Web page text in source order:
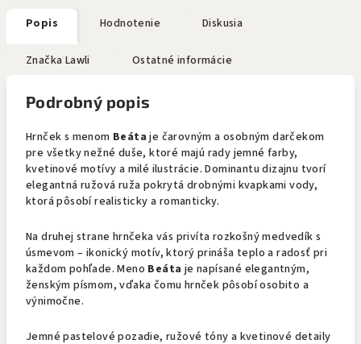
Popis Hodnotenie Diskusia
Značka Lawli Ostatné informácie
Podrobný popis
Hrnček s menom Beáta je čarovným a osobným darčekom
pre všetky nežné duše, ktoré majú rady jemné farby,
kvetinové motívy a milé ilustrácie. Dominantu dizajnu tvorí
elegantná ružová ruža pokrytá drobnými kvapkami vody,
ktorá pôsobí realisticky a romanticky.
Na druhej strane hrnčeka vás privíta rozkošný medvedík s
úsmevom – ikonický motív, ktorý prináša teplo a radosť pri
každom pohľade. Meno Beáta je napísané elegantným,
ženským písmom, vďaka čomu hrnček pôsobí osobito a
výnimočne.
Jemné pastelové pozadie, ružové tóny a kvetinové detaily